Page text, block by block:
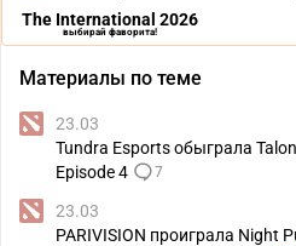
The International 2026
выбирай фаворита!
Материалы по теме
23.03
Tundra Esports обыграла
Episode 4
7
23.03
PARIVISION проиграла Night